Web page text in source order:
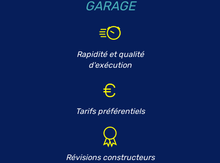
GARAGE
Rapidité et qualité
d'exécution
Tarifs préférentiels
Révisions constructeurs